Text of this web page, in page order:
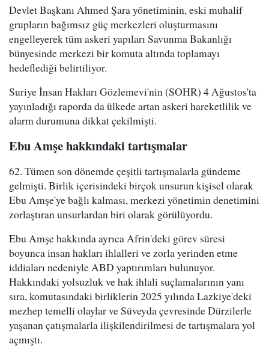
Devlet Başkanı Ahmed Şara yönetiminin, eski muhalif
grupların bağımsız güç merkezleri oluşturmasını
engelleyerek tüm askeri yapıları Savunma Bakanlığı
bünyesinde merkezi bir komuta altında toplamayı
hedeflediği belirtiliyor.
Suriye İnsan Hakları Gözlemevi'nin (SOHR) 4 Ağustos'ta
yayınladığı raporda da ülkede artan askeri hareketlilik ve
alarm durumuna dikkat çekilmişti.
Ebu Amşe hakkındaki tartışmalar
62. Tümen son dönemde çeşitli tartışmalarla gündeme
gelmişti. Birlik içerisindeki birçok unsurun kişisel olarak
Ebu Amşe'ye bağlı kalması, merkezi yönetimin denetimini
zorlaştıran unsurlardan biri olarak görülüyordu.
Ebu Amşe hakkında ayrıca Afrin'deki görev süresi
boyunca insan hakları ihlalleri ve zorla yerinden etme
iddiaları nedeniyle ABD yaptırımları bulunuyor.
Hakkındaki yolsuzluk ve hak ihlali suçlamalarının yanı
sıra, komutasındaki birliklerin 2025 yılında Lazkiye'deki
mezhep temelli olaylar ve Süveyda çevresinde Dürzilerle
yaşanan çatışmalarla ilişkilendirilmesi de tartışmalara yol
açmıştı.